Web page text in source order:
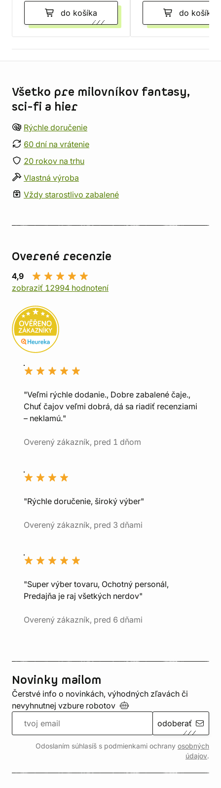
do košíka do košíka
Všetko pre milovníkov fantasy,
sci-fi a hier
Rýchle doručenie
60 dní na vrátenie
20 rokov na trhu
Vlastná výroba
Vždy starostlivo zabalené
Overené recenzie
4,9
zobraziť 12994 hodnotení
"Veľmi rýchle dodanie., Dobre zabalené čaje.,
Chuť čajov veľmi dobrá, dá sa riadiť recenziami
– neklamú."
Overený zákazník, pred 1 dňom
"Rýchle doručenie, široký výber"
Overený zákazník, pred 3 dňami
"Super výber tovaru, Ochotný personál,
Predajňa je raj všetkých nerdov"
Overený zákazník, pred 6 dňami
Novinky mailom
Čerstvé info o novinkách, výhodných zľavách či
nevyhnutnej vzbure robotov
odoberať
Odoslaním súhlasíš s podmienkami ochrany osobných
údajov.